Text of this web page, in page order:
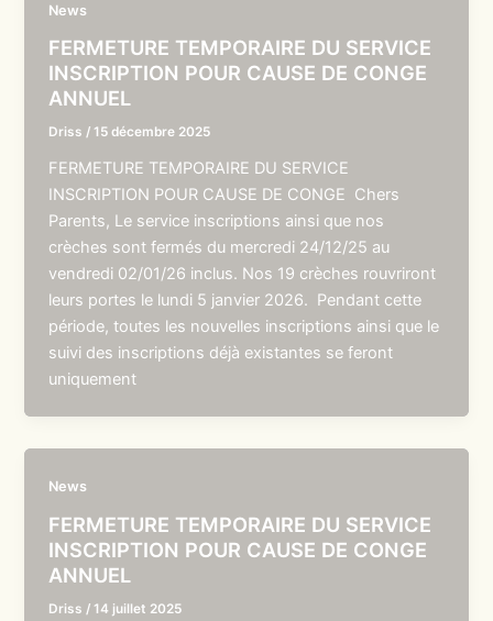
News
FERMETURE TEMPORAIRE DU SERVICE
INSCRIPTION POUR CAUSE DE CONGE
ANNUEL
Driss /15 décembre 2025
FERMETURE TEMPORAIRE DU SERVICE
INSCRIPTION POUR CAUSE DE CONGE Chers
Parents, Le service inscriptions ainsi que nos
crèches sont fermés du mercredi 24/12/25 au
vendredi 02/01/26 inclus. Nos 19 crèches rouvriront
leurs portes le lundi 5 janvier 2026. Pendant cette
période, toutes les nouvelles inscriptions ainsi que le
suivi des inscriptions déjà existantes se feront
uniquement
News
FERMETURE TEMPORAIRE DU SERVICE
INSCRIPTION POUR CAUSE DE CONGE
ANNUEL
Driss /14 juillet 2025